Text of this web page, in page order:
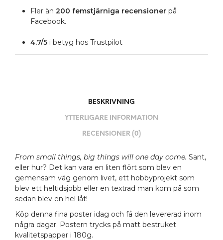
Fler än 200 femstjärniga recensionerpå
Facebook.
4.7/5i betyg hos Trustpilot
BESKRIVNING
YTTERLIGARE INFORMATION
RECENSIONER (0)
From small things, big things will one day come. Sant,
eller hur? Det kan vara en liten flört som blev en
gemensam väg genom livet, ett hobbyprojekt som
blev ett heltidsjobb eller en textrad man kom på som
sedan blev en hel låt!
Köp denna fina poster idag och få den levererad inom
några dagar. Postern trycks på matt bestruket
kvalitetspapper i 180g.